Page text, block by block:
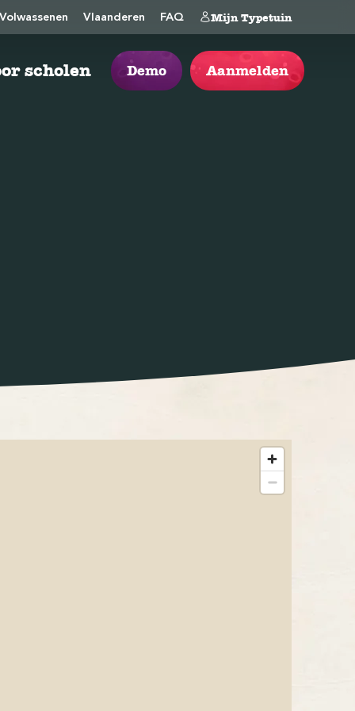
Volwassenen Vlaanderen FAQ Mijn Typetuin
scholen Demo Aanmelden